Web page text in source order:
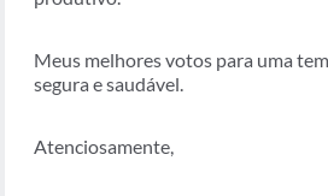
Meus melhores votos para uma
segura e saudável.
Atenciosamente,